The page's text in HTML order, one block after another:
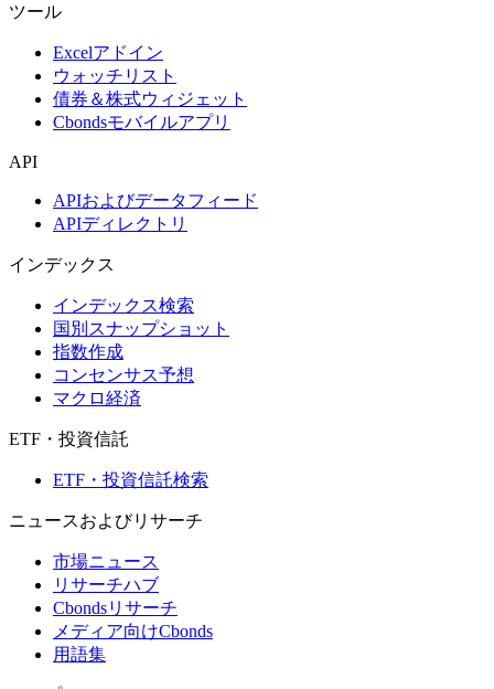
ツール
Excelアドイン
ウォッチリスト
債券＆株式ウィジェット
Cbondsモバイルアプリ
API
APIおよびデータフィード
APIディレクトリ
インデックス
インデックス検索
国別スナップショット
指数作成
コンセンサス予想
マクロ経済
ETF・投資信託
ETF・投資信託検索
ニュースおよびリサーチ
市場ニュース
リサーチハブ
Cbondsリサーチ
メディア向けCbonds
用語集